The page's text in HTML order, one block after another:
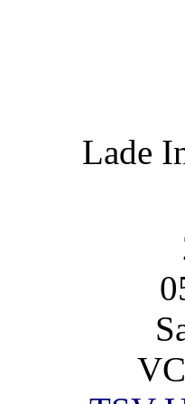
Lade